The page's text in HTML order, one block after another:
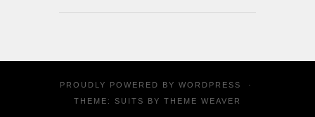
PROUDLY POWERED BY WORDPRESS
·
THEME: SUITS BY THEME WEAVER